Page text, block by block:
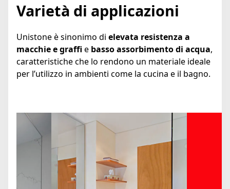
Varietà di applicazioni
Unistone è sinonimo di elevata resistenza a
macchie e graffi e basso assorbimento di acqua,
caratteristiche che lo rendono un materiale ideale
per l’utilizzo in ambienti come la cucina e il bagno.